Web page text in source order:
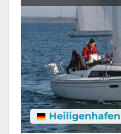
Heiligenhafen